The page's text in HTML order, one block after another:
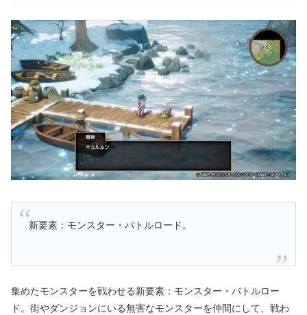
新要素：モンスター・バトルロード。
集めたモンスターを戦わせる新要素：モンスター・バトルロー
ド。 街やダンジョンにいる無害なモンスターを仲間にして、戦わ